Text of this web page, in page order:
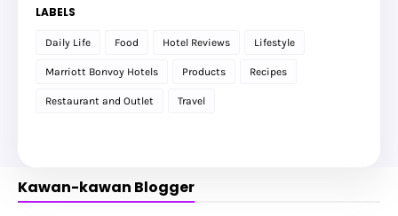
►October 2025
►August 2025(8)
July 2025
►May 2025(12)
►
April 2025
(2)
►February 2025(1)
Beli Tumbler Pintar Jenama WaterH
Birthday Party BFF Khadeeja
LABELS
Daily Life Food Hotel Reviews Lifestyle
Marriott Bonvoy Hotels Products Recipes
Restaurant and Outlet Travel
Kawan-kawan Blogger